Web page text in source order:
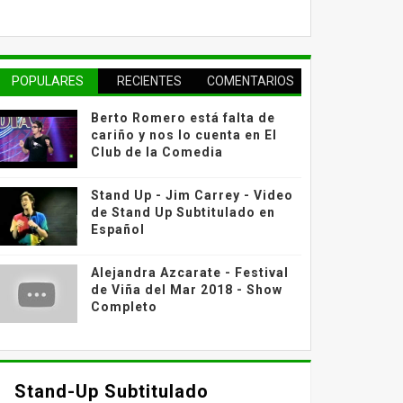
POPULARES RECIENTES COMENTARIOS
Berto Romero está falta de
cariño y nos lo cuenta en El
Club de la Comedia
Stand Up - Jim Carrey - Video
de Stand Up Subtitulado en
Español
Alejandra Azcarate - Festival
de Viña del Mar 2018 - Show
Completo
Stand-Up Subtitulado